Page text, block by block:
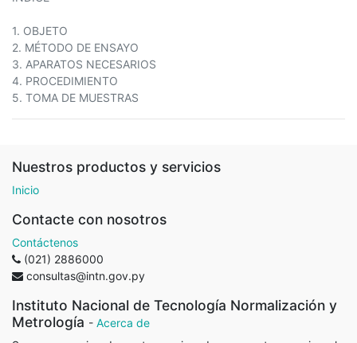
1. OBJETO
2. MÉTODO DE ENSAYO
3. APARATOS NECESARIOS
4. PROCEDIMIENTO
5. TOMA DE MUESTRAS
Nuestros productos y servicios
Inicio
Contacte con nosotros
Contáctenos
(021) 2886000
consultas@intn.gov.py
Instituto Nacional de Tecnología Normalización y
Metrología - Acerca de